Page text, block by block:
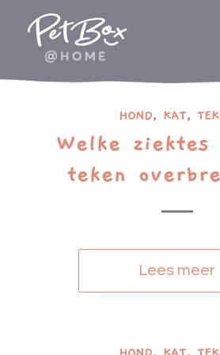
HOND, KAT,
Welke ziektes
teken
Lees meer